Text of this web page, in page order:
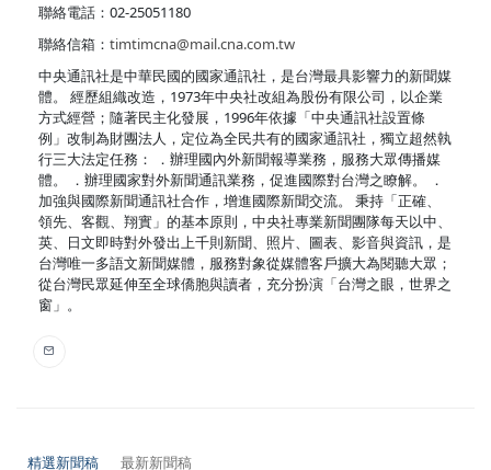
聯絡電話：02-25051180
聯絡信箱： timtimcna@mail.cna.com.tw
中央通訊社是中華民國的國家通訊社，是台灣最具影響力的新聞媒
體。 經歷組織改造，1973年中央社改組為股份有限公司，以企業
方式經營；隨著民主化發展，1996年依據「中央通訊社設置條
例」改制為財團法人，定位為全民共有的國家通訊社，獨立超然執
行三大法定任務： ．辦理國內外新聞報導業務，服務大眾傳播媒
體。 ．辦理國家對外新聞通訊業務，促進國際對台灣之瞭解。 ．
加強與國際新聞通訊社合作，增進國際新聞交流。 秉持「正確、
領先、客觀、翔實」的基本原則，中央社專業新聞團隊每天以中、
英、日文即時對外發出上千則新聞、照片、圖表、影音與資訊，是
台灣唯一多語文新聞媒體，服務對象從媒體客戶擴大為閱聽大眾；
從台灣民眾延伸至全球僑胞與讀者，充分扮演「台灣之眼，世界之
窗」。
精選新聞稿 最新新聞稿